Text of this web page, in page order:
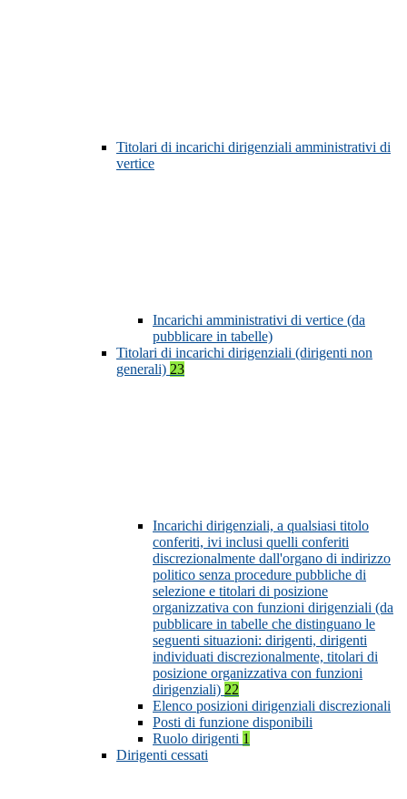
Titolari di incarichi dirigenziali amministrativi di
vertice
Incarichi amministrativi di vertice (da
pubblicare in tabelle)
Titolari di incarichi dirigenziali (dirigenti non
generali) 23
Incarichi dirigenziali, a qualsiasi titolo
conferiti, ivi inclusi quelli conferiti
discrezionalmente dall'organo di indirizzo
politico senza procedure pubbliche di
selezione e titolari di posizione
organizzativa con funzioni dirigenziali (da
pubblicare in tabelle che distinguano le
seguenti situazioni: dirigenti, dirigenti
individuati discrezionalmente, titolari di
posizione organizzativa con funzioni
dirigenziali) 22
Elenco posizioni dirigenziali discrezionali
Posti di funzione disponibili
Ruolo dirigenti 1
Dirigenti cessati